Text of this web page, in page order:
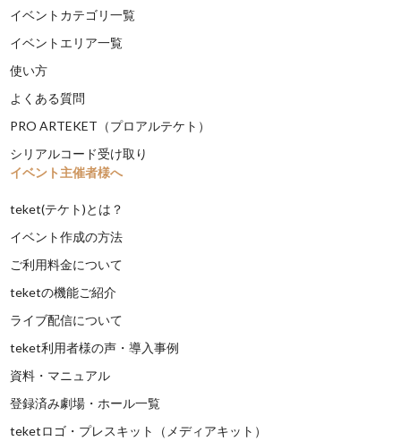
イベントカテゴリ一覧
イベントエリア一覧
使い方
よくある質問
PRO ARTEKET（プロアルテケト）
シリアルコード受け取り
イベント主催者様へ
teket(テケト)とは？
イベント作成の方法
ご利用料金について
teketの機能ご紹介
ライブ配信について
teket利用者様の声・導入事例
資料・マニュアル
登録済み劇場・ホール一覧
teketロゴ・プレスキット（メディアキット）